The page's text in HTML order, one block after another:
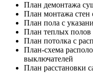
План демонтажа
План монтажа стен
План пола с
План теплых полов
План потолка с
План-схема
выключателей
План расстановки